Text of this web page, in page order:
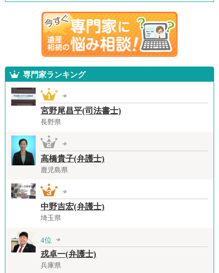
専門家ランキング
宮野尾昌平(司法書士)
長野県
高橋貴子(弁護士)
鹿児島県
中野吉宏(弁護士)
埼玉県
4位
戎卓一(弁護士)
兵庫県